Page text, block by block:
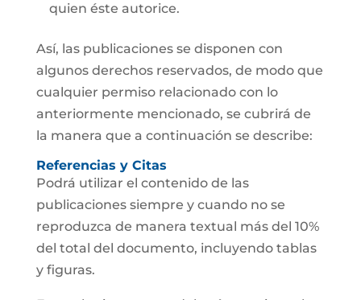
quien éste autorice.
Así, las publicaciones se disponen con
algunos derechos reservados, de modo que
cualquier permiso relacionado con lo
anteriormente mencionado, se cubrirá de
la manera que a continuación se describe:
Referencias y Citas
Podrá utilizar el contenido de las
publicaciones siempre y cuando no se
reproduzca de manera textual más del 10%
del total del documento, incluyendo tablas
y figuras.